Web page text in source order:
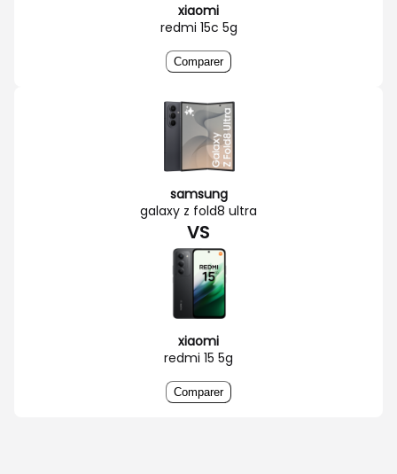
xiaomi
redmi 15c 5g
Comparer
samsung
galaxy z fold8 ultra
VS
xiaomi
redmi 15 5g
Comparer